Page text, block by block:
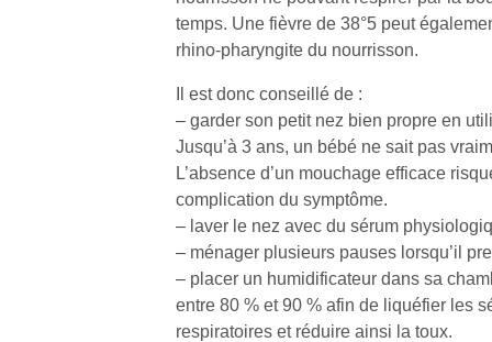
temps. Une fièvre de 38°5 peut
rhino-pharyngite du nourrisson.
Il est donc conseillé de :
– garder son petit nez bien propre en
Jusqu’à 3 ans, un bébé ne sait pas
L’absence d’un mouchage efficace
complication du symptôme.
– laver le nez avec du sérum
– ménager plusieurs pauses lorsqu’il
– placer un humidificateur dans sa
entre 80 % et 90 % afin de liquéfier les
respiratoires et réduire ainsi la toux.
NextGen,
nouvelle
trottinette
mécanique
Beeper
Les
enfants
débordent
souvent
d’énergie.
Varier les
pour les
grands et
les petits !
Durant les
vacances
estivales
et avec le
retour des
beaux
jours, c’est